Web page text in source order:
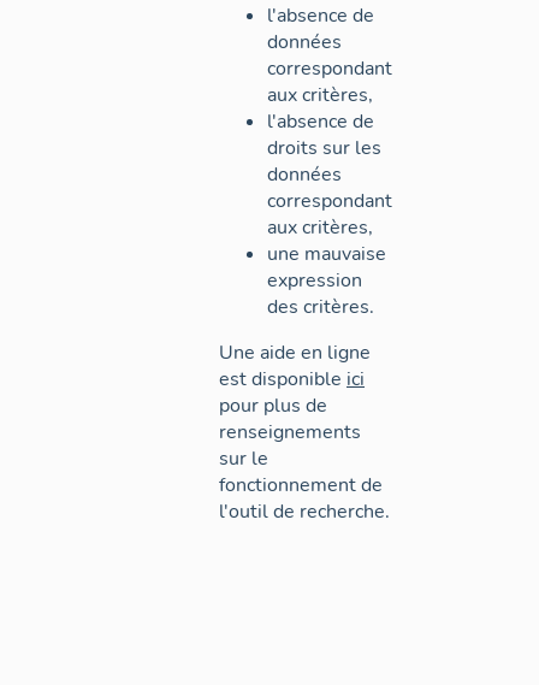
l'absence de
données
correspondant
aux critères,
l'absence de
droits sur les
données
correspondant
aux critères,
une mauvaise
expression
des critères.
Une aide en ligne
est disponible ici
pour plus de
renseignements
sur le
fonctionnement de
l'outil de recherche.